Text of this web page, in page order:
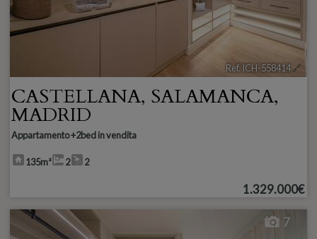
Ref. ICH-558414🔗
CASTELLANA, SALAMANCA,
MADRID
Appartamento +2bed in vendita
135m² 2 2
1.329.000€
7